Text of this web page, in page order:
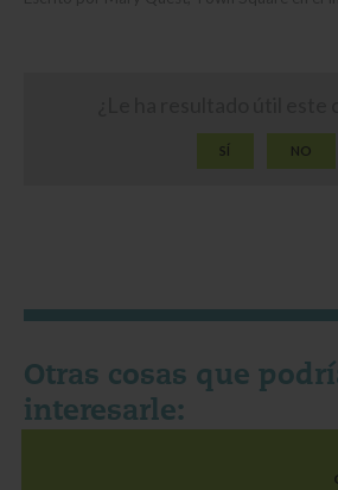
SÍ NO
Otras cosas que
interesarle: